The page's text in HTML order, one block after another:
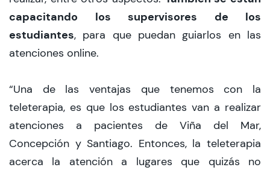
capacitando los supervisores de los
estudiantes, para que puedan guiarlos en las
atenciones online.
“Una de las ventajas que tenemos con la
teleterapia, es que los estudiantes van a realizar
atenciones a pacientes de Viña del Mar,
Concepción y Santiago. Entonces, la teleterapia
acerca la atención a lugares que quizás no